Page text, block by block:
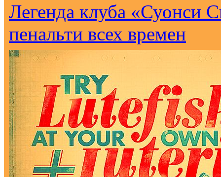
Легенда клуба «Суонси
пенальти всех времен